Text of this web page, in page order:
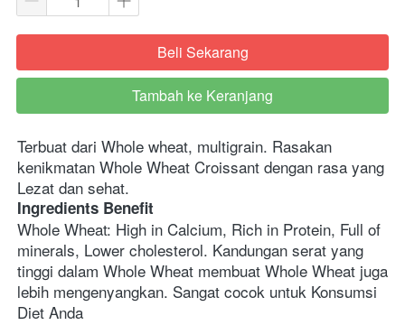
`Beli Sekarang
`
Tambah ke Keranjang
Terbuat dari Whole wheat, multigrain. Rasakan
kenikmatan Whole Wheat Croissant dengan rasa yang
Lezat dan sehat.
Ingredients Benefit
Whole Wheat: High in Calcium, Rich in Protein, Full of
minerals, Lower cholesterol. Kandungan serat yang
tinggi dalam Whole Wheat membuat Whole Wheat juga
lebih mengenyangkan. Sangat cocok untuk Konsumsi
Diet Anda